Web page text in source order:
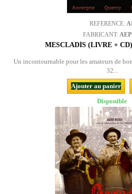
REFERENCE:
FABRICANT:
MESCLADÍS (LIVRE +
Un incontournable pour les amateurs de
32...
Ajouter au panier
Disponible